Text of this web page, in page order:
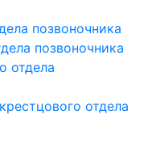
позвоночника
позвоночника
отдела
отдела